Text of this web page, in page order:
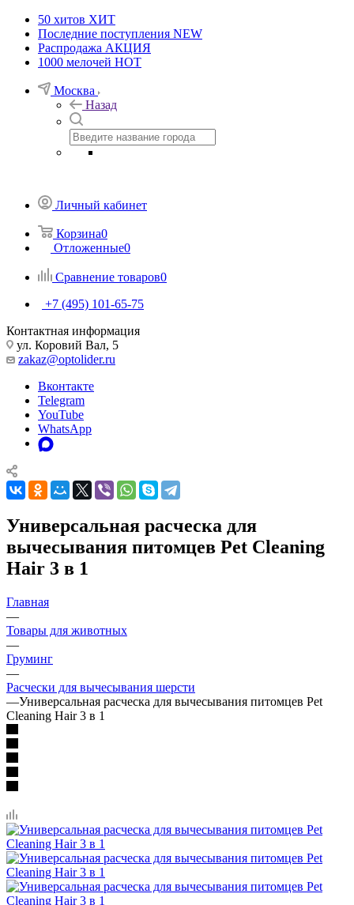
50 хитов ХИТ
Последние поступления NEW
Распродажа АКЦИЯ
1000 мелочей HOT
Москва
Назад
Личный кабинет
Корзина0
Отложенные0
Сравнение товаров0
+7 (495) 101-65-75
Контактная информация
ул. Коровий Вал, 5
zakaz@optolider.ru
Вконтакте
Telegram
YouTube
WhatsApp
Универсальная расческа для
вычесывания питомцев Pet Cleaning
Hair 3 в 1
Главная
—
Товары для животных
—
Груминг
—
Расчески для вычесывания шерсти
—Универсальная расческа для вычесывания питомцев Pet
Cleaning Hair 3 в 1